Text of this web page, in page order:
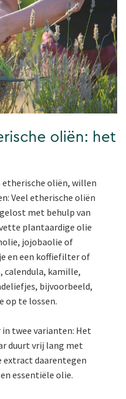
oliën: het
etherische oliën, willen
Veel etherische oliën
met behulp van
plantaardige olie
jojobaolie of
en een koffiefilter of
calendula, kamille,
bijvoorbeeld,
op te lossen.
twee varianten: Het
duurt vrij lang met
extract daarentegen
essentiële olie.